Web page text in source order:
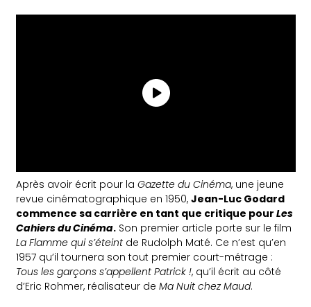
Après avoir écrit pour laGazette du Cinéma, une jeune
revue cinématographique en 1950,Jean-Luc Godard
commence sa carrière en tant que critique pourLes
Cahiers du Cinéma. Son premier article porte sur le film
La Flamme qui s’éteint de Rudolph Maté. Ce n’est qu’en
1957 qu’il tournera son tout premier court-métrage :
Tous les garçons s’appellent Patrick !, qu’il écrit au côté
d’Eric Rohmer, réalisateur deMa Nuit chez Maud.